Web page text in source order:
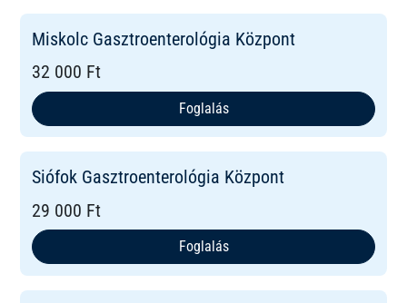
Miskolc Gasztroenterológia Központ
32 000 Ft
Foglalás
Siófok Gasztroenterológia Központ
29 000 Ft
Foglalás